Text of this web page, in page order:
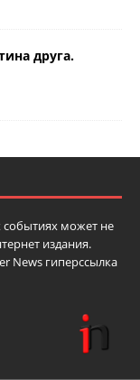
друга.
событиях может не
издания.
News гиперссылка